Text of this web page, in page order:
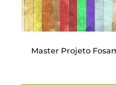
Master Projeto